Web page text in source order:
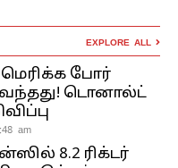
EXPLORE ALL
போர்
வந்தது! டொனால்ட்
am
8.2 ரிக்டர்